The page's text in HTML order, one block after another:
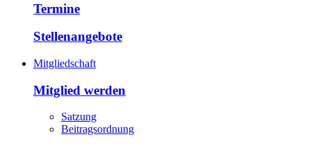
Termine
Stellenangebote
Mitgliedschaft
Mitglied werden
Satzung
Beitragsordnung